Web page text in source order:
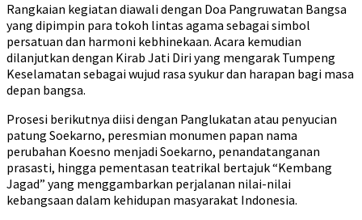
Rangkaian kegiatan diawali dengan Doa Pangruwatan Bangsa
yang dipimpin para tokoh lintas agama sebagai simbol
persatuan dan harmoni kebhinekaan. Acara kemudian
dilanjutkan dengan Kirab Jati Diri yang mengarak Tumpeng
Keselamatan sebagai wujud rasa syukur dan harapan bagi masa
depan bangsa.
Prosesi berikutnya diisi dengan Panglukatan atau penyucian
patung Soekarno, peresmian monumen papan nama
perubahan Koesno menjadi Soekarno, penandatanganan
prasasti, hingga pementasan teatrikal bertajuk “Kembang
Jagad” yang menggambarkan perjalanan nilai-nilai
kebangsaan dalam kehidupan masyarakat Indonesia.